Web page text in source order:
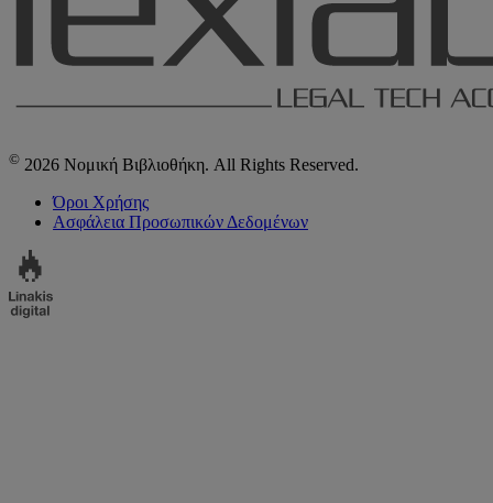
© 2026 Νομική Βιβλιοθήκη. All Rights Reserved.
Όροι Χρήσης
Ασφάλεια Προσωπικών Δεδομένων